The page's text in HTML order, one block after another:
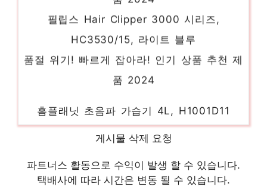
필립스 Hair Clipper 3000 시리즈,
HC3530/15, 라이트 블루
품절 위기! 빠르게 잡아라! 인기 상품 추천 제
품 2024
놓칠 수 없는 이번 특가! 인기 상품 추천 제품
2024
1TB
일상에 빛을 더하는 최고의 아이템 인기 상품
게시물 삭제 요청
파트너스 활동으로 수익이 발생 할 수 있습니다.
택배사에 따라 시간은 변동 될 수 있습니다.